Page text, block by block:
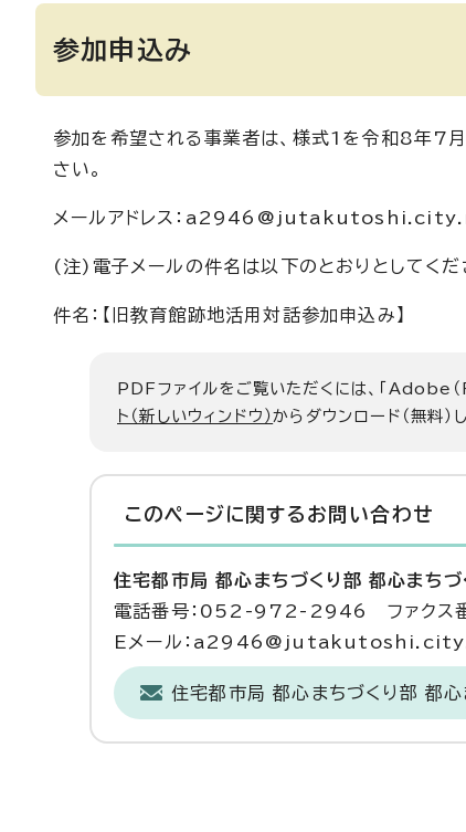
参加申込み
参加を希望される事業者は、様式1を令和8年7
さい。
メールアドレス：
(注)電子メールの件名は以下のとおりとしてくだ
件名：【旧教育館跡地活用対話参加申込み】
PDFファイルをご覧いただくには、「Adobe
ト（新しいウィンドウ）からダウンロード（無料）
このページに関する お問い合わせ
住宅都市局 都心まちづくり部 都心まちづ
電話番号：052-972-2946 ファクス
Eメール：
住宅都市局 都心まちづくり部 都